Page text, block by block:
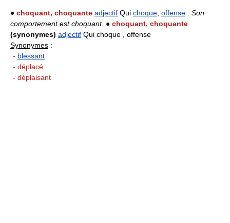
● choquant, choquante adjectif Qui choque offense : Son
comportement est choquant. ● choquant, choquante
(synonymes) adjectif Qui choque , offense
Synonymes :
- blessant
- déplacé
- déplaisant